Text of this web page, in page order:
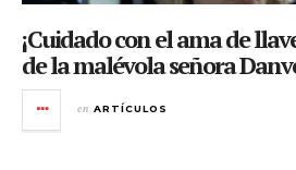
¡Cuidado con el ama de
de la malévola señora
en ARTÍCULOS